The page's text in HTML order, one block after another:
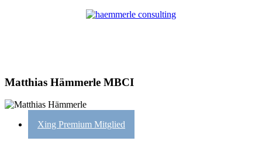
Matthias Hämmerle MBCI
Xing Premium Mitglied